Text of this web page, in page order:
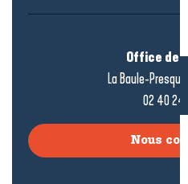
Office de
La Baule-
02 40 24
Nous